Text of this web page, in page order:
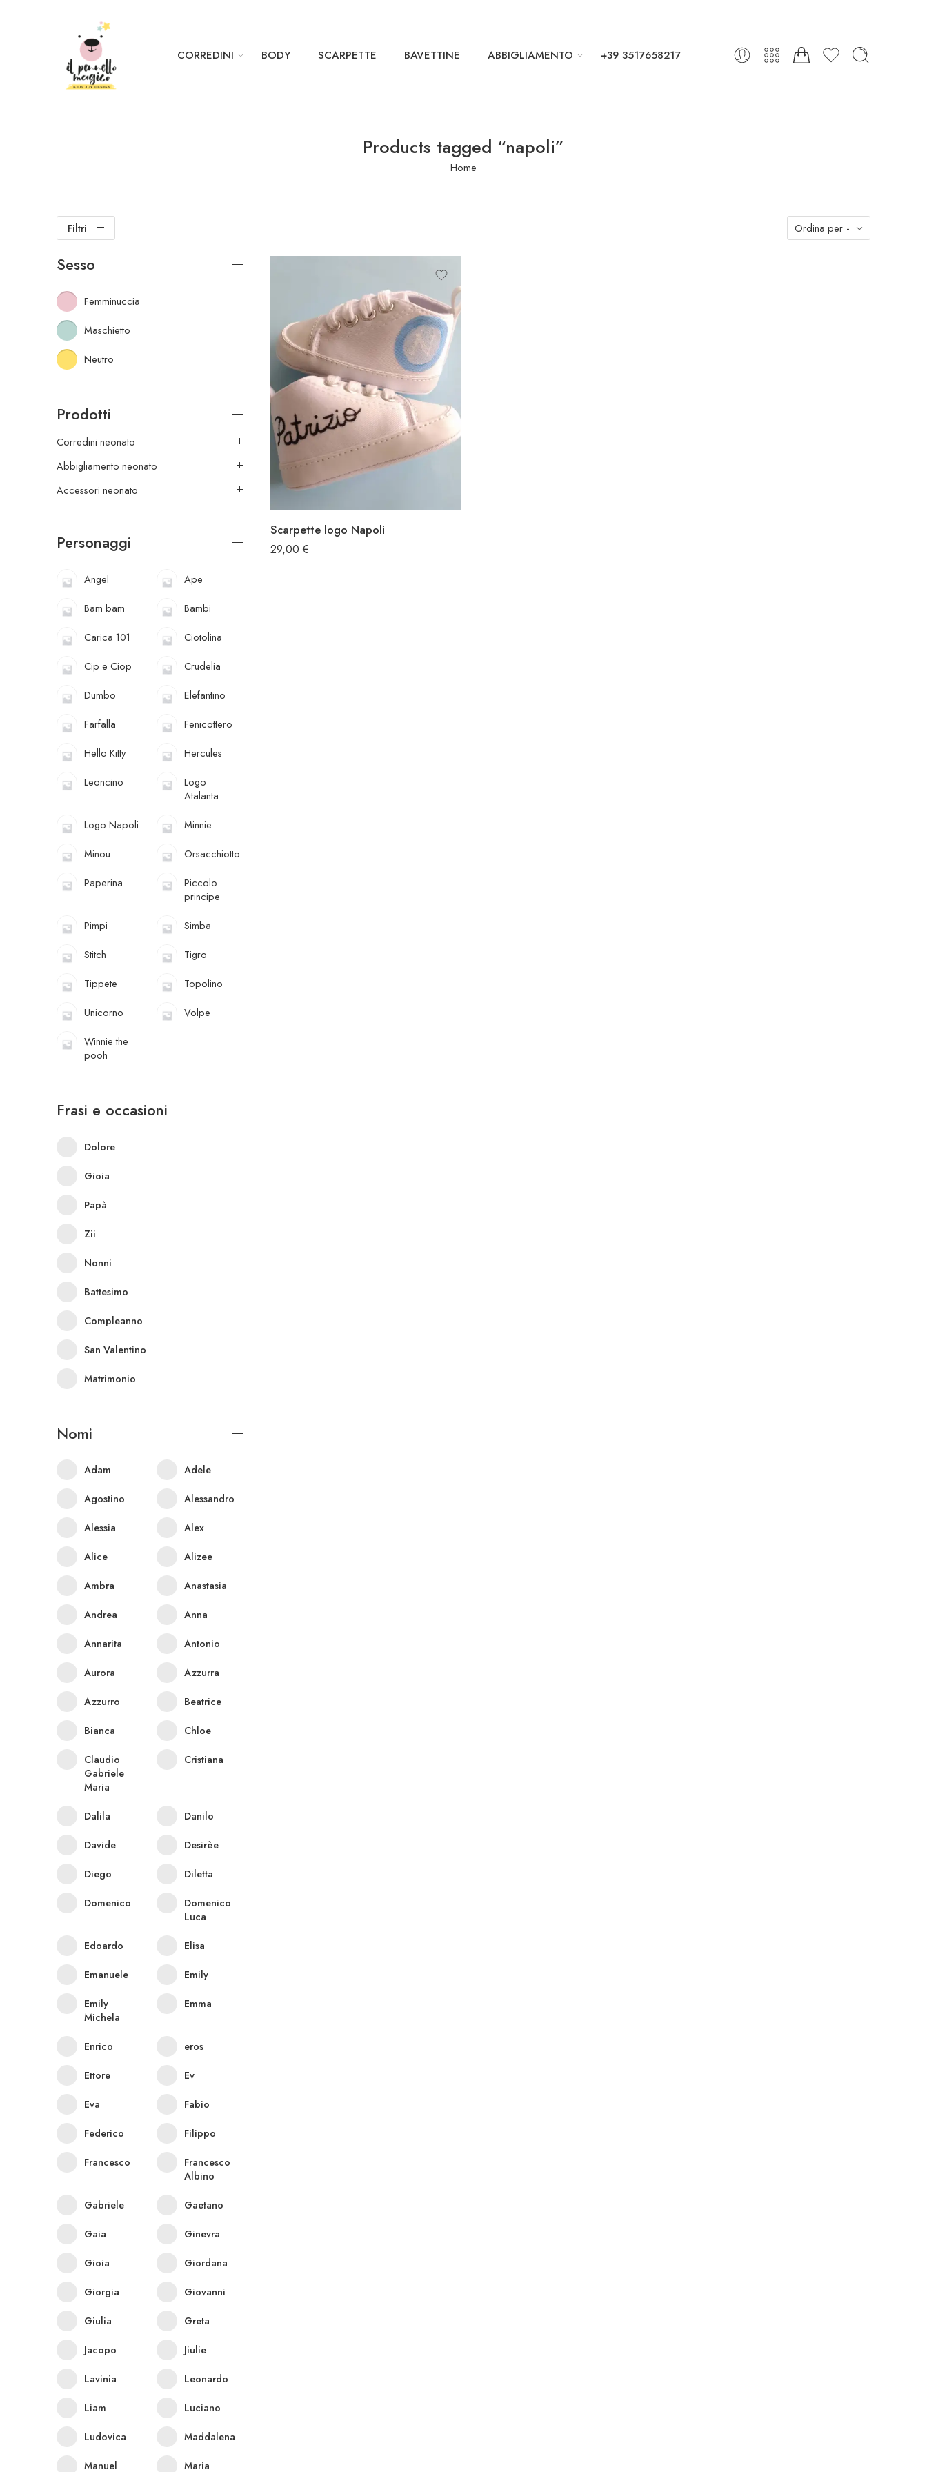
CORREDINI BODY SCARPETTE BAVETTINE ABBIGLIAMENTO +39 3517658217
Products tagged “napoli”
Home
Filtri Ordina per -
Scarpette logo Napoli
29,00 €
Sesso
Femminuccia
Maschietto
Neutro
Prodotti
Corredini neonato
Abbigliamento neonato
Accessori neonato
Personaggi
Angel
Ape
Bam bam
Bambi
Carica 101
Ciotolina
Cip e Ciop
Crudelia
Dumbo
Elefantino
Farfalla
Fenicottero
Hello Kitty
Hercules
Leoncino
Logo
Atalanta
Logo Napoli
Minnie
Minou
Orsacchiotto
Paperina
Piccolo
principe
Pimpi
Simba
Stitch
Tigro
Tippete
Topolino
Unicorno
Volpe
Winnie the
pooh
Frasi e occasioni
Dolore
Gioia
Papà
Zii
Nonni
Battesimo
Compleanno
San Valentino
Matrimonio
Nomi
Adam
Adele
Agostino
Alessandro
Alessia
Alex
Alice
Alizee
Ambra
Anastasia
Andrea
Anna
Annarita
Antonio
Aurora
Azzurra
Azzurro
Beatrice
Bianca
Chloe
Claudio
Gabriele
Maria
Cristiana
Dalila
Danilo
Davide
Desirèe
Diego
Diletta
Domenico
Domenico
Luca
Edoardo
Elisa
Emanuele
Emily
Emily
Michela
Emma
Enrico
eros
Ettore
Ev
Eva
Fabio
Federico
Filippo
Francesco
Francesco
Albino
Gabriele
Gaetano
Gaia
Ginevra
Gioia
Giordana
Giorgia
Giovanni
Giulia
Greta
Jacopo
Jiulie
Lavinia
Leonardo
Liam
Luciano
Ludovica
Maddalena
Manuel
Maria